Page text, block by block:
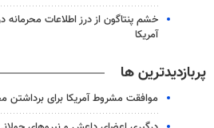
خشم پنتاگون از درز اطلاعات محرمانه
آمریکا
پربازدیدترین ها
موافقت مشروط آمریکا برای برداشتن